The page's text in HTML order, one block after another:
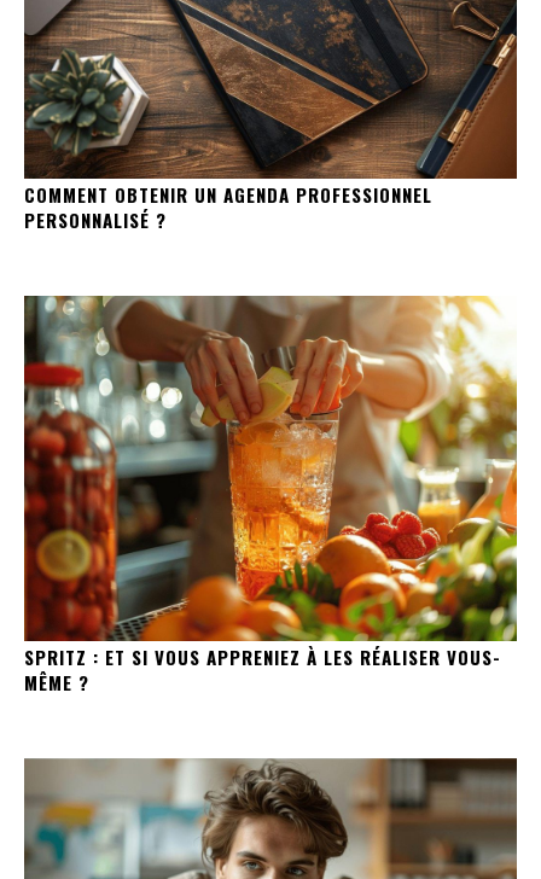
COMMENT OBTENIR UN AGENDA PROFESSIONNEL
PERSONNALISÉ ?
SPRITZ : ET SI VOUS APPRENIEZ À LES RÉALISER VOUS-
MÊME ?